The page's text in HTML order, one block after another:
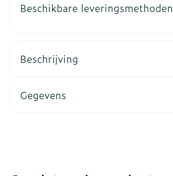
Beschikbare leveringsmethoden
Beschrijving
Gegevens